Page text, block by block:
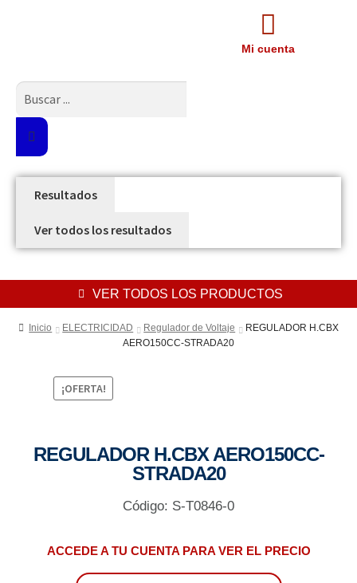
Mi cuenta
Resultados
Ver todos los resultados
VER TODOS LOS PRODUCTOS
Inicio ELECTRICIDAD Regulador de Voltaje
REGULADOR H.CBX
AERO150CC-STRADA20
¡OFERTA!
REGULADOR H.CBX AERO150CC-
STRADA20
Código: S-T0846-0
ACCEDE A TU CUENTA PARA VER EL PRECIO